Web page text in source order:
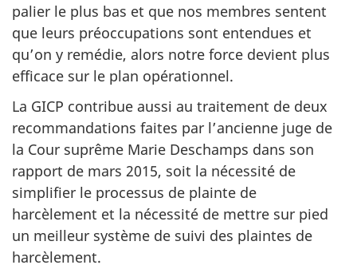
palier le plus bas et que nos membres sentent
que leurs préoccupations sont entendues et
qu’on y remédie, alors notre force devient plus
efficace sur le plan opérationnel.
La GICP contribue aussi au traitement de deux
recommandations faites par l’ancienne juge de
la Cour suprême Marie Deschamps dans son
rapport de mars 2015, soit la nécessité de
simplifier le processus de plainte de
harcèlement et la nécessité de mettre sur pied
un meilleur système de suivi des plaintes de
harcèlement.